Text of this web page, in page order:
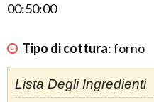
00:50:00
Tipo di cottura:forno
Lista Degli Ingredienti